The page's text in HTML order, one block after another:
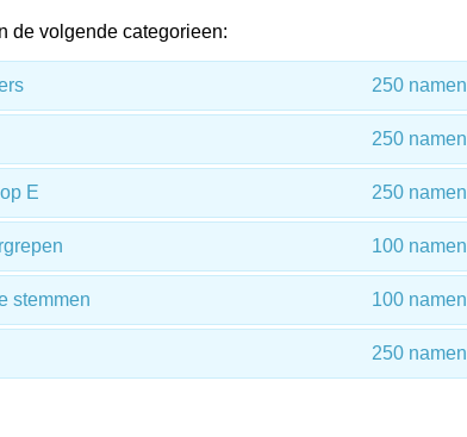
de volgende categorieen:
250 namen
250 namen
E 250 namen
100 namen
stemmen 100 namen
250 namen